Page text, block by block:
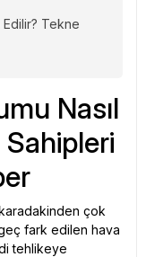
Tekne
Nasıl
çok
geç fark edilen hava
tehlikeye